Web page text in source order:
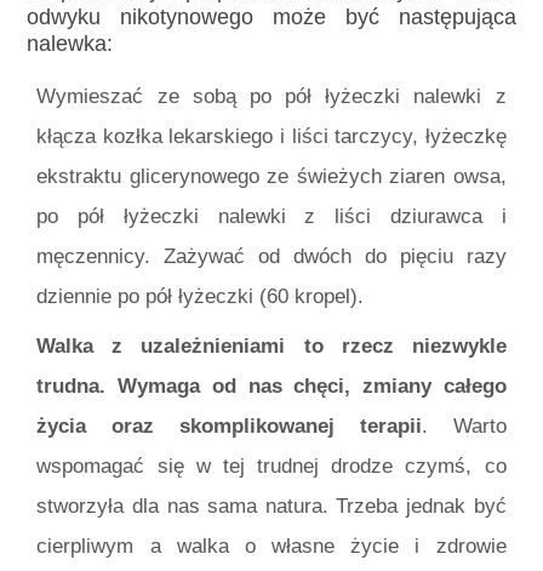
odwyku nikotynowego może być następująca
nalewka:
Wymieszać ze sobą po pół łyżeczki nalewki z
kłącza kozłka lekarskiego i liści tarczycy, łyżeczkę
ekstraktu glicerynowego ze świeżych ziaren owsa,
po pół łyżeczki nalewki z liści dziurawca i
męczennicy. Zażywać od dwóch do pięciu razy
dziennie po pół łyżeczki (60 kropel).
Walka z uzależnieniami to rzecz niezwykle
trudna. Wymaga od nas chęci, zmiany całego
życia oraz skomplikowanej terapii. Warto
wspomagać się w tej trudnej drodze czymś, co
stworzyła dla nas sama natura. Trzeba jednak być
cierpliwym a walka o własne życie i zdrowie